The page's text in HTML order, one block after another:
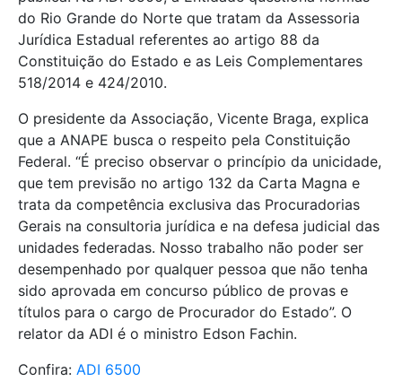
do Rio Grande do Norte que tratam da Assessoria
Jurídica Estadual referentes ao artigo 88 da
Constituição do Estado e as Leis Complementares
518/2014 e 424/2010.
O presidente da Associação, Vicente Braga, explica
que a ANAPE busca o respeito pela Constituição
Federal. “É preciso observar o princípio da unicidade,
que tem previsão no artigo 132 da Carta Magna e
trata da competência exclusiva das Procuradorias
Gerais na consultoria jurídica e na defesa judicial das
unidades federadas. Nosso trabalho não poder ser
desempenhado por qualquer pessoa que não tenha
sido aprovada em concurso público de provas e
títulos para o cargo de Procurador do Estado”. O
relator da ADI é o ministro Edson Fachin.
Confira: ADI 6500